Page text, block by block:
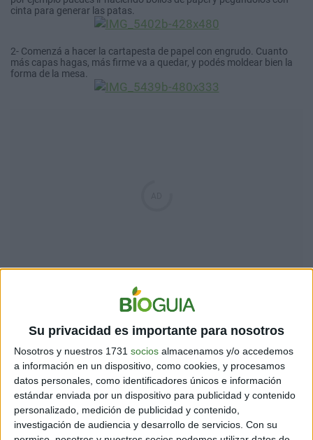
Su privacidad es importante para nosotros
Nosotros y nuestros 1731 socios almacenamos y/o accedemos
a información en un dispositivo, como cookies, y procesamos
datos personales, como identificadores únicos e información
estándar enviada por un dispositivo para publicidad y contenido
personalizado, medición de publicidad y contenido,
investigación de audiencia y desarrollo de servicios. Con su
cinta para generar las patas.
2- Comenzá a hacer la cartapesta de papel con engrudo. Cuanto
más capas hagas, más firme va a quedar, y podés moldear bien la
forma de la mesa.
3- Una vez seca la última capa, si fuese necesario puedes lijar y
pasar enduido (en éste caso, no fue necesario).
4- Dar una capa de acrílico blanco. Dejar secar.
5- Con cinta de papel, crear lineas para delimitar el
espacio en que se va a pintar. Pueden ser equidistantes
o azarosas. Podés crear hasta diagonales o la figura
que más te guste. En este caso fueron algunas lineas
anchas y otras más finas.